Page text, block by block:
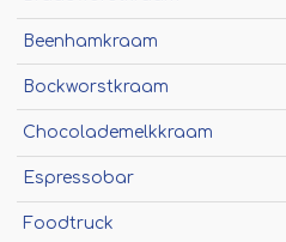
Slush
Slurphut
Soepkraam
Stroopwafelkraam
Beenhamkraam
Bockworstkraam
Chocolademelkkraam
Espressobar
Foodtruck